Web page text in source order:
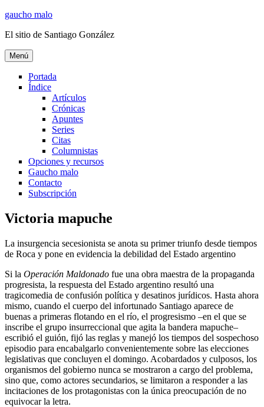
Ir
contenido
gaucho malo
El sitio de Santiago González
Menú
Portada
Índice
Artículos
Crónicas
Apuntes
Series
Citas
Columnistas
Opciones y recursos
Gaucho malo
Contacto
Subscripción
Victoria mapuche
La insurgencia secesionista se anota su primer triunfo desde tiempos
de Roca y pone en evidencia la debilidad del Estado argentino
Si la Operación Maldonado fue una obra maestra de la propaganda
progresista, la respuesta del Estado argentino resultó una
tragicomedia de confusión política y desatinos jurídicos. Hasta ahora
mismo, cuando el cuerpo del infortunado Santiago aparece de
buenas a primeras flotando en el río, el progresismo –en el que se
inscribe el grupo insurreccional que agita la bandera mapuche–
escribió el guión, fijó las reglas y manejó los tiempos del sospechoso
episodio para encabalgarlo convenientemente sobre las elecciones
legislativas que concluyen el domingo. Acobardados y culposos, los
organismos del gobierno nunca se mostraron a cargo del problema,
sino que, como actores secundarios, se limitaron a responder a las
incitaciones de los protagonistas con la única preocupación de no
equivocar la letra.